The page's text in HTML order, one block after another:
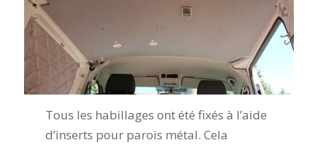
Tous les habillages ont été fixés à l’aide
d’inserts pour parois métal. Cela